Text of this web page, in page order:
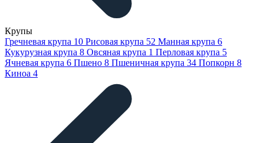
Крупы
Гречневая крупа 10 Рисовая крупа 52 Манная крупа 6
Кукурузная крупа 8 Овсяная крупа 1 Перловая крупа 5
Ячневая крупа 6 Пшено 8 Пшеничная крупа 34 Попкорн 8
Киноа 4